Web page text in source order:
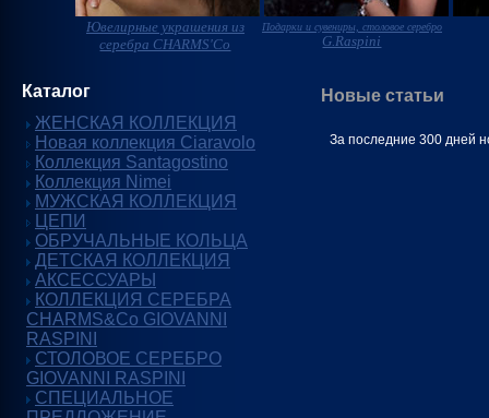
Ювелирные украшения из
серебра CHARMS'Co
Подарки и сувениры, столовое серебро
G.Raspini
Каталог
ЖЕНСКАЯ КОЛЛЕКЦИЯ
Новая коллекция Ciaravolo
Коллекция Santagostino
Коллекция Nimei
МУЖСКАЯ КОЛЛЕКЦИЯ
ЦЕПИ
ОБРУЧАЛЬНЫЕ КОЛЬЦА
ДЕТСКАЯ КОЛЛЕКЦИЯ
АКСЕССУАРЫ
КОЛЛЕКЦИЯ СЕРЕБРА
CHARMS&Co GIOVANNI
RASPINI
СТОЛОВОЕ СЕРЕБРО
GIOVANNI RASPINI
СПЕЦИАЛЬНОЕ
Новые статьи
За последние 300 дней